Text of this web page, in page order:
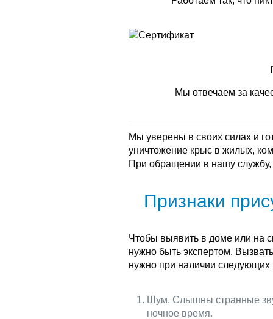
Мы отвечаем за
Мы уверены в своих силах и
уничтожение крыс в жилых,
При обращении в нашу
Признаки
Чтобы выявить в доме или на
нужно быть экспертом.
нужно при наличии следующих
Шум. Слышны странные
ночное время.